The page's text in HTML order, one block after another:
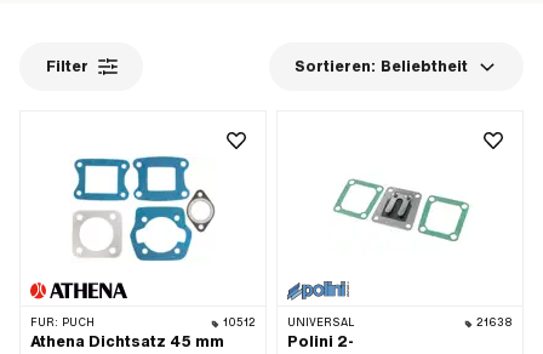
Filter Sortieren: Beliebtheit
FÜR: PUCH 10512
Athena Dichtsatz 45 mm
UNIVERSAL 21638
Polini 2-